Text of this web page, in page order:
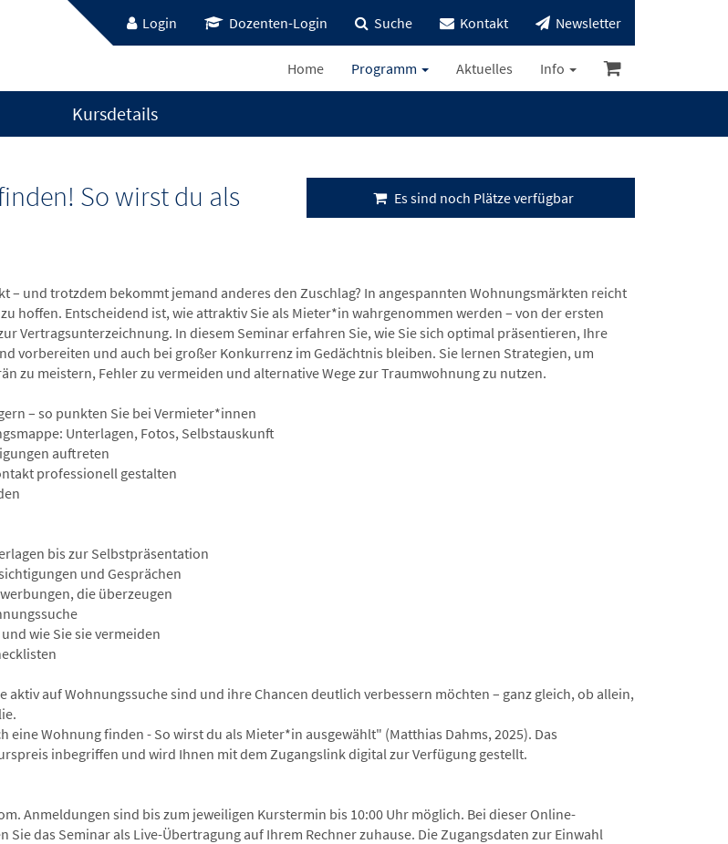
Login Dozenten-Login Suche Kontakt Newsletter
Home Programm Aktuelles Info
Kursdetails
So wirst du als
Es sind noch Plätze verfügbar
– und trotzdem bekommt jemand anderes den Zuschlag? In angespannten Wohnungsmärkten reicht
hoffen. Entscheidend ist, wie attraktiv Sie als Mieter*in wahrgenommen werden – von der ersten
Vertragsunterzeichnung. In diesem Seminar erfahren Sie, wie Sie sich optimal präsentieren, Ihre
vorbereiten und auch bei großer Konkurrenz im Gedächtnis bleiben. Sie lernen Strategien, um
zu meistern, Fehler zu vermeiden und alternative Wege zur Traumwohnung zu nutzen.
– so punkten Sie bei Vermieter*innen
Unterlagen, Fotos, Selbstauskunft
auftreten
professionell gestalten
bis zur Selbstpräsentation
und Gesprächen
die überzeugen
wie Sie sie vermeiden
aktiv auf Wohnungssuche sind und ihre Chancen deutlich verbessern möchten – ganz gleich, ob allein,
eine Wohnung finden - So wirst du als Mieter*in ausgewählt" (Matthias Dahms, 2025). Das
inbegriffen und wird Ihnen mit dem Zugangslink digital zur Verfügung gestellt.
Anmeldungen sind bis zum jeweiligen Kurstermin bis 10:00 Uhr möglich. Bei dieser Online-
Sie das Seminar als Live-Übertragung auf Ihrem Rechner zuhause. Die Zugangsdaten zur Einwahl